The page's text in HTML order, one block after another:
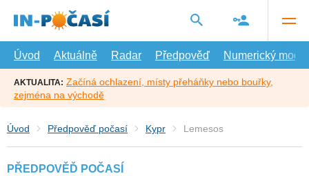
hlavní
Úvod
Aktuálně Radar Předpověď Numerický model
AKTUALITA: Začíná ochlazení, místy přeháňky nebo bouřky,
zejména na východě
Úvod Předpověď počasí Kypr Lemesos
PŘEDPOVĚĎ POČASÍ